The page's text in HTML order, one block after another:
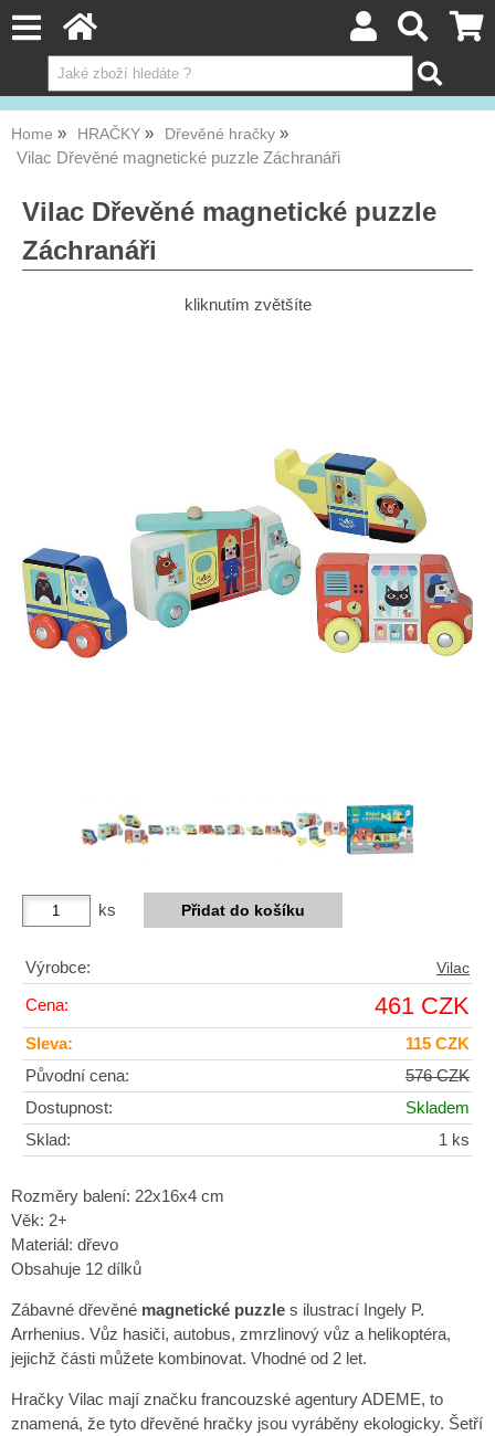
Home HRAČKY Dřevěné hračky
Vilac Dřevěné magnetické puzzle Záchranáři
Vilac Dřevěné magnetické puzzle
Záchranáři
kliknutím zvětšíte
ks
Výrobce: Vilac
Cena: 461 CZK
Sleva:
115 CZK
Původní cena:
576 CZK
Dostupnost:
Skladem
Sklad:
1 ks
Rozměry balení: 22x16x4 cm
Věk: 2+
Materiál: dřevo
Obsahuje 12 dílků
Zábavné dřevěné magnetické puzzle s ilustrací Ingely P.
Arrhenius. Vůz hasiči, autobus, zmrzlinový vůz a helikoptéra,
jejichž části můžete kombinovat. Vhodné od 2 let.
Hračky Vilac mají značku francouzské agentury ADEME, to
znamená, že tyto dřevěné hračky jsou vyráběny ekologicky. Šetří